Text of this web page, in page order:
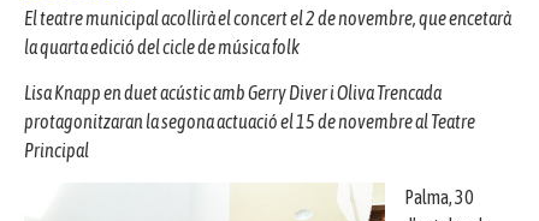
El teatre municipal acollirà el concert el 2 de novembre, que encetarà
la quarta edició del cicle de música folk
Lisa Knapp en duet acústic amb Gerry Diver i Oliva Trencada
protagonitzaran la segona actuació el 15 de novembre al Teatre
Principal
Palma, 30